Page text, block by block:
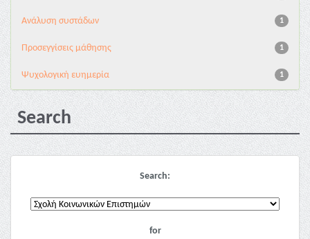
1
Ανάλυση συστάδων
1
Προσεγγίσεις μάθησης
1
Ψυχολογική ευημερία
Search
Search:
for